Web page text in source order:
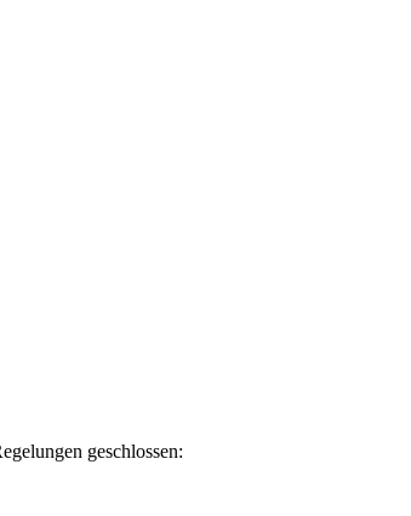
geschlossen: